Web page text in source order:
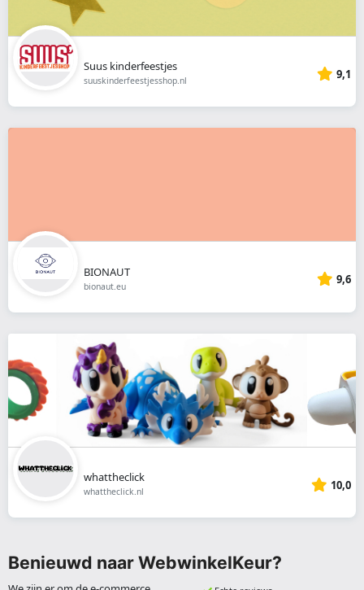
Suus kinderfeestjes
suuskinderfeestjesshop.nl 9,1
BIONAUT
bionaut.eu 9,6
whattheclick
whattheclick.nl 10,0
Benieuwd naar WebwinkelKeur?